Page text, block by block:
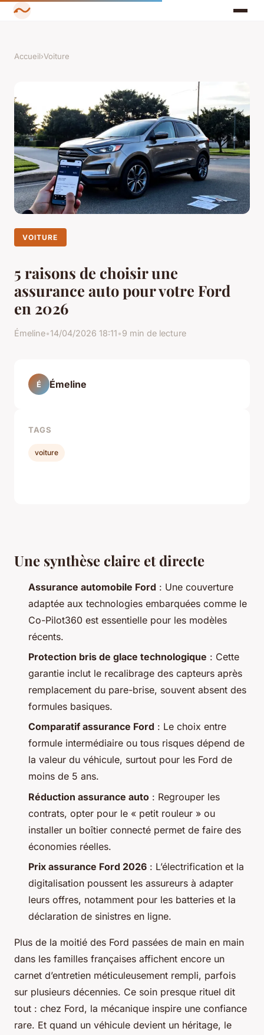
Accueil›Voiture
VOITURE
5 raisons de choisir une
assurance auto pour votre Ford
en 2026
Émeline•14/04/2026 18:11•9 min de lecture
Une synthèse claire et directe
Assurance automobile Ford : Une couverture
adaptée aux technologies embarquées comme le
Co-Pilot360 est essentielle pour les modèles
récents.
Protection bris de glace technologique : Cette
garantie inclut le recalibrage des capteurs après
remplacement du pare-brise, souvent absent des
formules basiques.
Comparatif assurance Ford : Le choix entre
formule intermédiaire ou tous risques dépend de
la valeur du véhicule, surtout pour les Ford de
moins de 5 ans.
Réduction assurance auto : Regrouper les
contrats, opter pour le « petit rouleur » ou
installer un boîtier connecté permet de faire des
économies réelles.
Prix assurance Ford 2026 : L’électrification et la
digitalisation poussent les assureurs à adapter
leurs offres, notamment pour les batteries et la
déclaration de sinistres en ligne.
Plus de la moitié des Ford passées de main en main
dans les familles françaises affichent encore un
carnet d’entretien méticuleusement rempli, parfois
sur plusieurs décennies. Ce soin presque rituel dit
tout : chez Ford, la mécanique inspire une confiance
rare. Et quand un véhicule devient un héritage, le
É Émeline
TAGS
voiture